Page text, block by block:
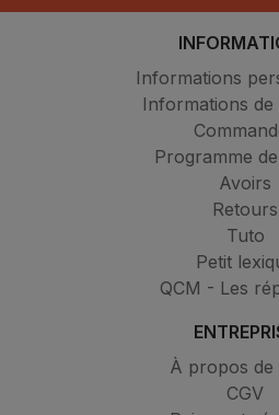
Informations
Informations de
Programme
Avoirs
Retours
Tuto
Petit
QCM - Les
À propos de
CGV